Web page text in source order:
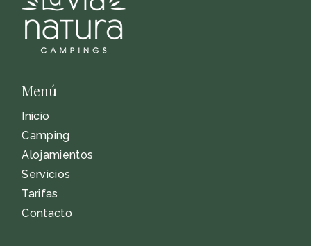
Menú
Inicio
Camping
Alojamientos
Servicios
Tarifas
Contacto